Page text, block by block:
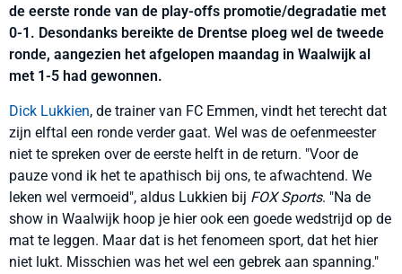
de eerste ronde van de play-offs promotie/degradatie met
0-1. Desondanks bereikte de Drentse ploeg wel de tweede
ronde, aangezien het afgelopen maandag in Waalwijk al
met 1-5 had gewonnen.
Dick Lukkien, de trainer van FC Emmen, vindt het terecht dat
zijn elftal een ronde verder gaat. Wel was de oefenmeester
niet te spreken over de eerste helft in de return. "Voor de
pauze vond ik het te apathisch bij ons, te afwachtend. We
leken wel vermoeid", aldus Lukkien bij FOX Sports. "Na de
show in Waalwijk hoop je hier ook een goede wedstrijd op de
mat te leggen. Maar dat is het fenomeen sport, dat het hier
niet lukt. Misschien was het wel een gebrek aan spanning."